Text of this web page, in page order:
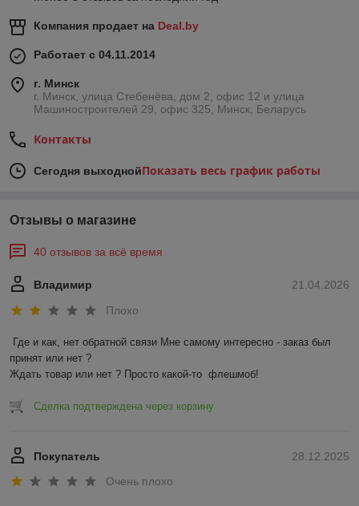
Компания продает на Deal.by
Работает с 04.11.2014
г. Минск
г. Минск, улица Стебенёва, дом 2, офис 12 и улица
Машиностроителей 29, офис 325, Минск, Беларусь
Контакты
Сегодня выходнойПоказать весь график работы
Отзывы о магазине
40 отзывов за всё время
21.04.2026
Владимир
Плохо
Где и как, нет обратной связи Мне самому интересно - заказ был
принят или нет ?
Ждать товар или нет ? Просто какой-то  флешмоб!
Сделка подтверждена через корзину
28.12.2025
Покупатель
Очень плохо